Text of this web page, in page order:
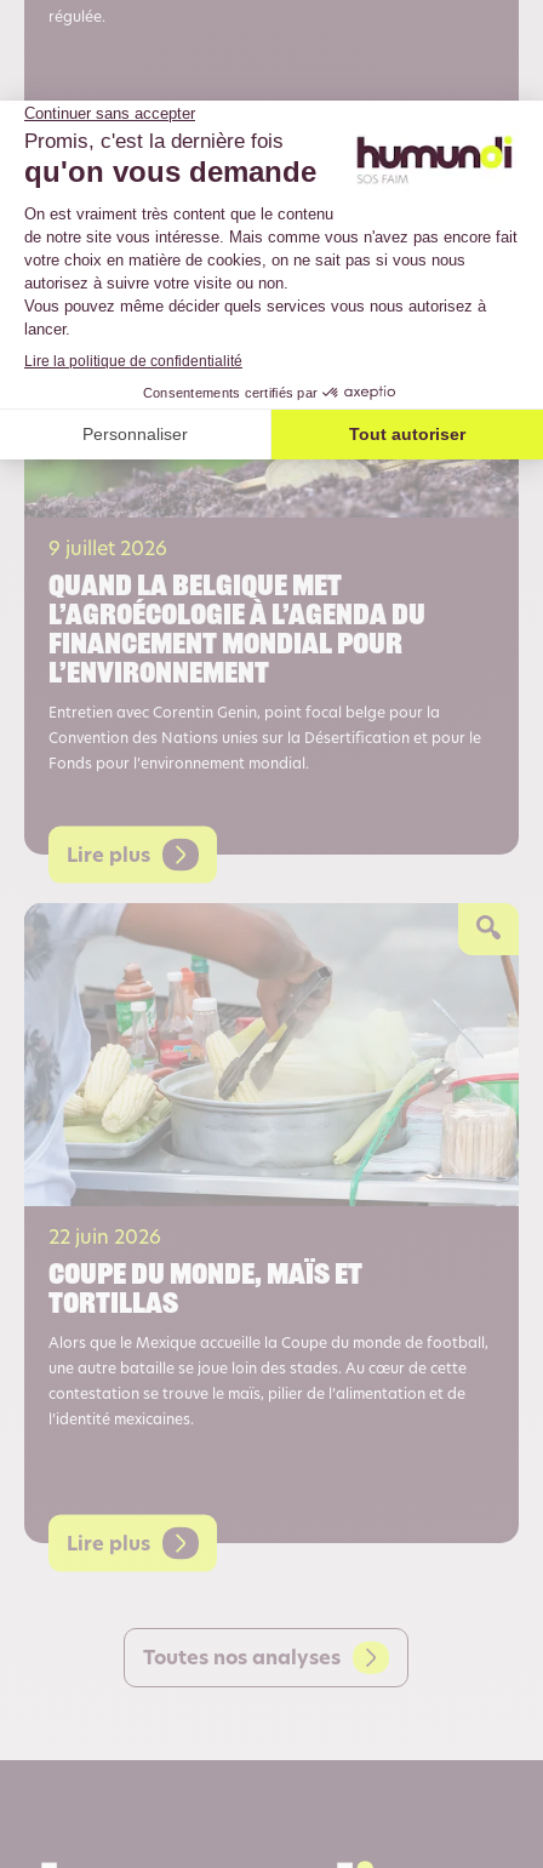
régulée.
Lire plus
9 juillet 2026
Quand la Belgique met
l’agroécologie à l’agenda du
financement mondial pour
l’environnement
Entretien avec Corentin Genin, point focal belge pour la
Convention des Nations unies sur la Désertification et pour le
Fonds pour l’environnement mondial.
Lire plus
22 juin 2026
Coupe du monde, maïs et
tortillas
Alors que le Mexique accueille la Coupe du monde de football,
une autre bataille se joue loin des stades. Au cœur de cette
contestation se trouve le maïs, pilier de l’alimentation et de
l’identité mexicaines.
Lire plus
Toutes nos analyses